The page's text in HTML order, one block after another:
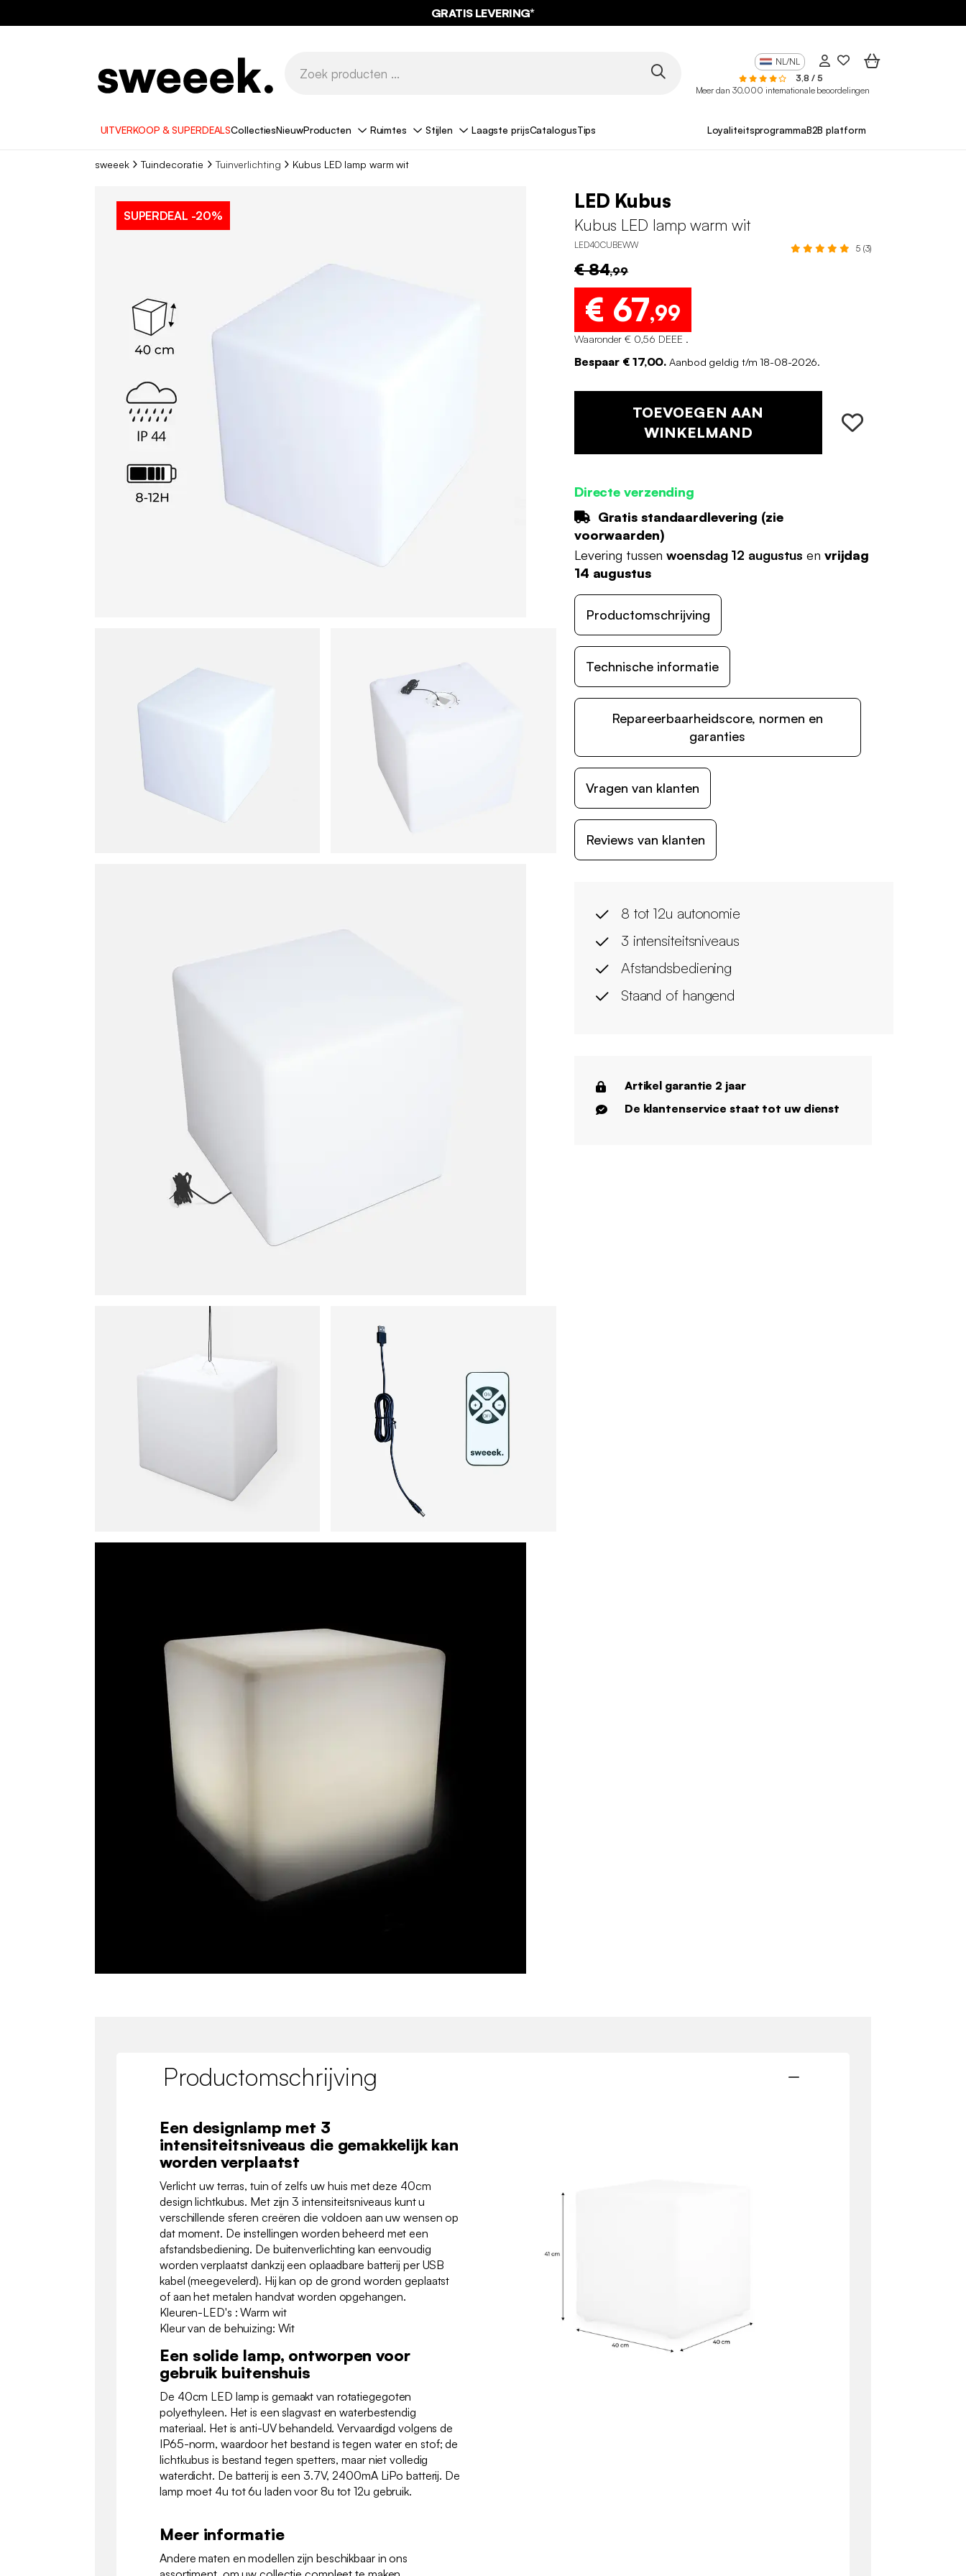
GRATIS LEVERING*
NL/NL
3,8 / 5
Meer dan 30.000 internationale beoordelingen
UITVERKOOP & SUPERDEALSCollectiesNieuwProducten Ruimtes Stijlen Laagste prijsCatalogusTips LoyaliteitsprogrammaB2B platform
sweeek Tuindecoratie Tuinverlichting Kubus LED lamp warm wit
SUPERDEAL -20%
LED Kubus
Kubus LED lamp warm wit
LED40CUBEWW 5 (3)
€ 84,99
€ 67,99
Waaronder € 0,56 DEEE .
Bespaar € 17,00.Aanbod geldig t/m 18-08-2026.
TOEVOEGEN AAN
WINKELMAND
Directe verzending
Gratis standaardlevering (zie
voorwaarden)
Levering tussenwoensdag 12 augustus en vrijdag
14 augustus
Productomschrijving
Technische informatie
Repareerbaarheidscore, normen en
garanties
Vragen van klanten
Reviews van klanten
8 tot 12u autonomie
3 intensiteitsniveaus
Afstandsbediening
Staand of hangend
Artikel garantie 2 jaar
De klantenservice staat tot uw dienst
Productomschrijving
Een designlamp met 3
intensiteitsniveaus die gemakkelijk kan
worden verplaatst
Verlicht uw terras, tuin of zelfs uw huis met deze 40cm
design lichtkubus. Met zijn 3 intensiteitsniveaus kunt u
verschillende sferen creëren die voldoen aan uw wensen op
dat moment. De instellingen worden beheerd met een
afstandsbediening. De buitenverlichting kan eenvoudig
worden verplaatst dankzij een oplaadbare batterij per USB
kabel (meegevelerd). Hij kan op de grond worden geplaatst
of aan het metalen handvat worden opgehangen.
Kleuren-LED's : Warm wit
Kleur van de behuizing: Wit
Een solide lamp, ontworpen voor
gebruik buitenshuis
De 40cm LED lamp is gemaakt van rotatiegegoten
polyethyleen. Het is een slagvast en waterbestendig
materiaal. Het is anti-UV behandeld. Vervaardigd volgens de
IP65-norm, waardoor het bestand is tegen water en stof; de
lichtkubus is bestand tegen spetters, maar niet volledig
waterdicht. De batterij is een 3.7V, 2400mA LiPo batterij. De
lamp moet 4u tot 6u laden voor 8u tot 12u gebruik.
Meer informatie
Andere maten en modellen zijn beschikbaar in ons